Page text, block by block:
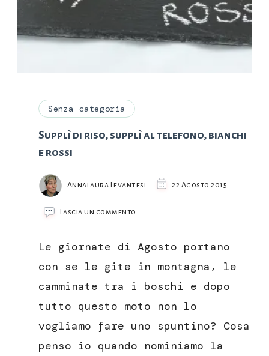
Senza categoria
Supplì di riso, supplì al telefono, bianchi
e rossi
Annalaura Levantesi 22 Agosto 2015
Lascia un commento
riso,
supplì
telefono,
e
rossi
Le giornate di Agosto portano
con se le gite in montagna, le
camminate tra i boschi e dopo
tutto questo moto non lo
vogliamo fare uno spuntino? Cosa
penso io quando nominiamo la